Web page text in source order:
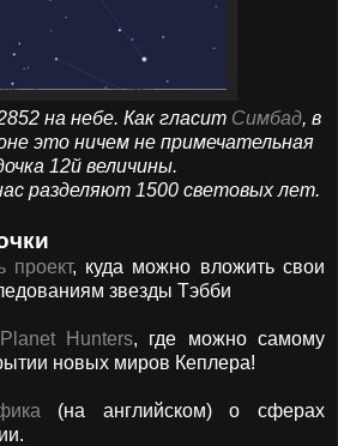
на небе. Как гласит Симбад, в
это ничем не примечательная
12й величины.
разделяют 1500 световых лет.
проект, куда можно вложить свои
звезды Тэбби
Planet Hunters, где можно самому
новых миров Кеплера!
(на английском) о сферах